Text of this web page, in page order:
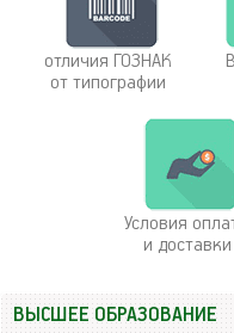
отличия ГОЗНАК
от типографии
Условия
и доставки
ВЫСШЕЕ ОБРАЗОВАНИЕ